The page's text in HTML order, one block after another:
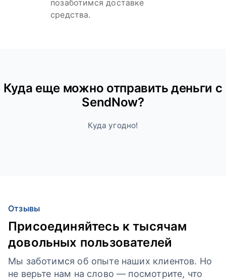
позаботимся доставке
средства.
Куда ещe можно отправить деньги с
SendNow?
Куда угодно!
Отзывы
Присоединяйтесь к тысячам
довольных пользователей
Мы заботимся об опыте наших клиентов. Но
не верьте нам на слово — посмотрите, что